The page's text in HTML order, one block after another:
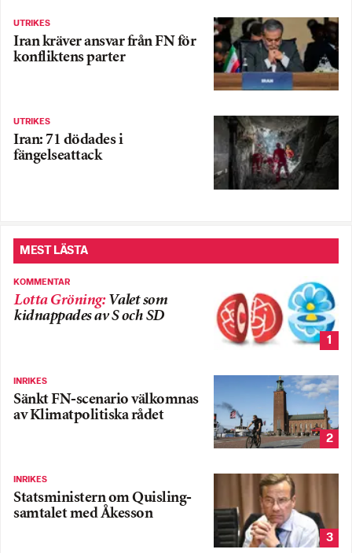
UTRIKES
Iran kräver ansvar från FN för
konfliktens parter
UTRIKES
Iran: 71 dödades i
fängelseattack
MEST LÄSTA
KOMMENTAR
Lotta Gröning: Valet som
kidnappades av S och SD
1
INRIKES
Sänkt FN-scenario välkomnas
av Klimatpolitiska rådet
2
INRIKES
Statsministern om Quisling-
samtalet med Åkesson
3